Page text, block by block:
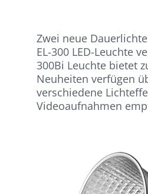
Zwei neue
EL-300 LED-Leuchte
300Bi Leuchte bietet
Neuheiten verfügen
verschiedene
Videoaufnahmen